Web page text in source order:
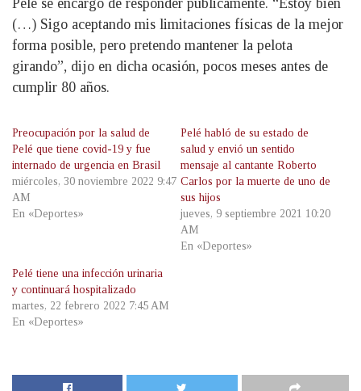
Pelé se encargó de responder públicamente. “Estoy bien
(…) Sigo aceptando mis limitaciones físicas de la mejor
forma posible, pero pretendo mantener la pelota
girando”, dijo en dicha ocasión, pocos meses antes de
cumplir 80 años.
Preocupación por la salud de
Pelé que tiene covid-19 y fue
internado de urgencia en Brasil
miércoles, 30 noviembre 2022 9:47
AM
En «Deportes»
Pelé habló de su estado de
salud y envió un sentido
mensaje al cantante Roberto
Carlos por la muerte de uno de
sus hijos
jueves, 9 septiembre 2021 10:20
AM
En «Deportes»
Pelé tiene una infección urinaria
y continuará hospitalizado
martes, 22 febrero 2022 7:45 AM
En «Deportes»